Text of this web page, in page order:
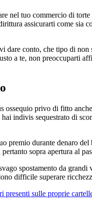
tuo commercio di
assicurarti come sia
dare conto, che tipo di
a te, non preoccuparti
privo di fitto
indivis sequestrato di
durante denaro
sopra apertura al
spostamento da
difficile superare
presenti sulle proprie